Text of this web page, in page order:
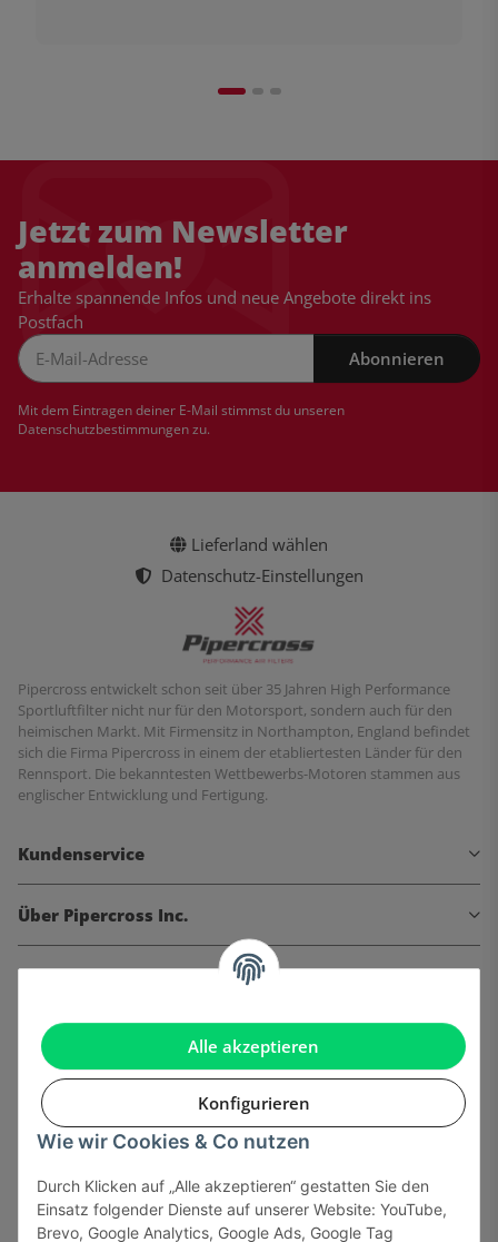
Alle akzeptieren
Konfigurieren
Wie wir Cookies & Co nutzen
Durch Klicken auf „Alle akzeptieren“ gestatten Sie den
Einsatz folgender Dienste auf unserer Website: YouTube,
Brevo, Google Analytics, Google Ads, Google Tag
Jetzt zum Newsletter
anmelden!
Erhalte spannende Infos und neue Angebote direkt ins
Postfach
Abonnieren
Mit dem Eintragen deiner E-Mail stimmst du unseren
Datenschutzbestimmungenzu.
Lieferland wählen
Datenschutz-Einstellungen
Pipercross entwickelt schon seit über 35 Jahren High Performance
Sportluftfilter nicht nur für den Motorsport, sondern auch für den
heimischen Markt. Mit Firmensitz in Northampton, England befindet
sich die Firma Pipercross in einem der etabliertesten Länder für den
Rennsport. Die bekanntesten Wettbewerbs-Motoren stammen aus
englischer Entwicklung und Fertigung.
Kundenservice
Über Pipercross Inc.
Informationen
Gesetzliche Informationen
Sicher bezahlen via: